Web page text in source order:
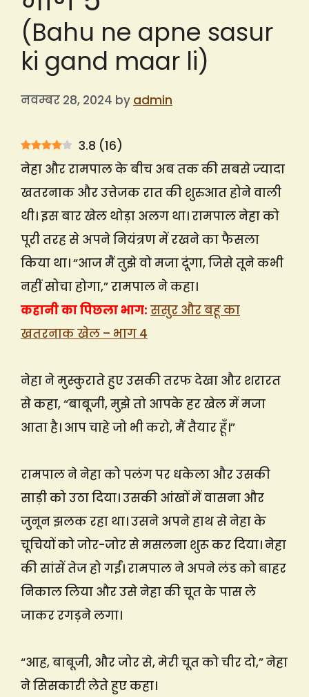
(Bahu ne apne sasur
ki gand maar li)
नवम्बर 28, 2024 by admin
3.8 (16)
नेहा और रामपाल के बीच अब तक की सबसे ज्यादा
खतरनाक और उत्तेजक रात की शुरुआत होने वाली
थी। इस बार खेल थोड़ा अलग था। रामपाल नेहा को
पूरी तरह से अपने नियंत्रण में रखने का फैसला
किया था। “आज मैं तुझे वो मजा दूंगा, जिसे तूने कभी
नहीं सोचा होगा,” रामपाल ने कहा।
कहानी का पिछला भाग: ससुर और बहू का
खतरनाक खेल – भाग 4
नेहा ने मुस्कुराते हुए उसकी तरफ देखा और शरारत
से कहा, “बाबूजी, मुझे तो आपके हर खेल में मजा
आता है। आप चाहे जो भी करो, मैं तैयार हूँ।”
रामपाल ने नेहा को पलंग पर धकेला और उसकी
साड़ी को उठा दिया। उसकी आंखों में वासना और
जुनून झलक रहा था। उसने अपने हाथ से नेहा के
चूचियों को जोर-जोर से मसलना शुरू कर दिया। नेहा
की सांसें तेज हो गईं। रामपाल ने अपने लंड को बाहर
निकाल लिया और उसे नेहा की चूत के पास ले
जाकर रगड़ने लगा।
“आह, बाबूजी, और जोर से, मेरी चूत को चीर दो,” नेहा
ने सिसकारी लेते हुए कहा।